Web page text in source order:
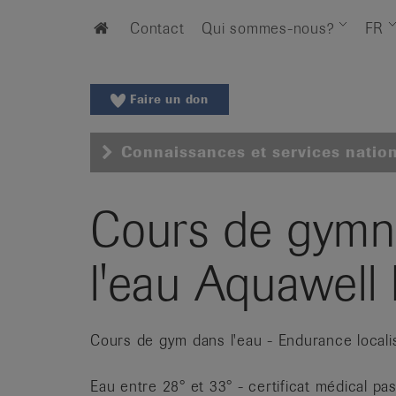
Home
Contact Qui sommes-nous? FR
Faire un don
Connaissances et services
Cours de
l'eau
Cours de gym dans l'eau - Endurance
Eau entre 28° et 33° - certificat médical